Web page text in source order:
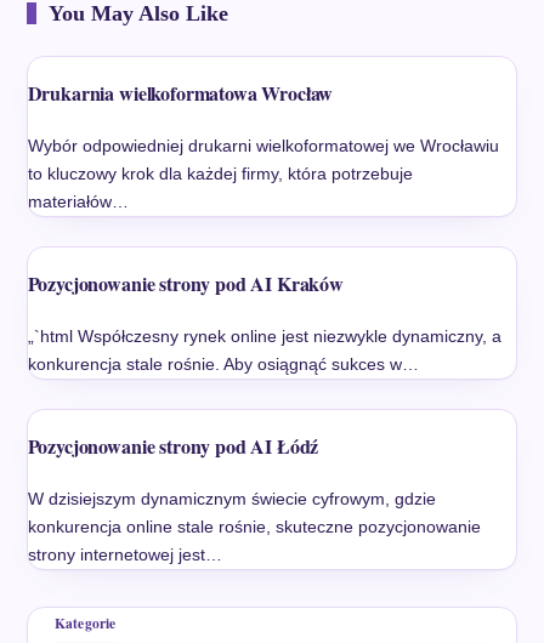
You May Also Like
Drukarnia wielkoformatowa Wrocław
Wybór odpowiedniej drukarni wielkoformatowej we Wrocławiu
to kluczowy krok dla każdej firmy, która potrzebuje
materiałów…
Pozycjonowanie strony pod AI Kraków
„`html Współczesny rynek online jest niezwykle dynamiczny, a
konkurencja stale rośnie. Aby osiągnąć sukces w…
Pozycjonowanie strony pod AI Łódź
W dzisiejszym dynamicznym świecie cyfrowym, gdzie
konkurencja online stale rośnie, skuteczne pozycjonowanie
strony internetowej jest…
Kategorie